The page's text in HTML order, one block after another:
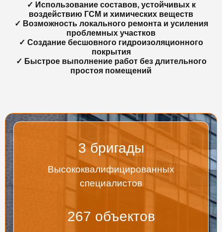
✓ Использование составов, устойчивых к
воздействию ГСМ и химических веществ
✓ Возможность локального ремонта и усиления
проблемных участков
✓ Создание бесшовного гидроизоляционного
покрытия
✓ Быстрое выполнение работ без длительного
простоя помещений
3бригады
Высококвалифицированных
специалистов
267 объектов